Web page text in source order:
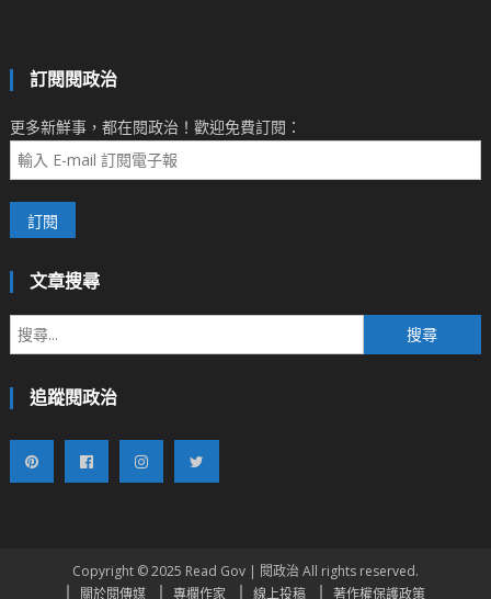
訂閱閱政治
更多新鮮事，都在閱政治！歡迎免費訂閱：
文章搜尋
尋
追蹤閱政治
Copyright © 2025 Read Gov | 閱政治 All rights reserved.
關於閱傳媒
專欄作家 線上投稿 著作權保護政策